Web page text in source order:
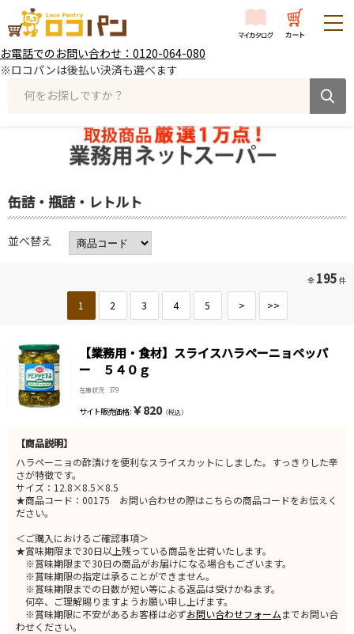
お電話でのお問い合わせ：0120-064-080
※ロコパンは後払い決済も選べます
何をお探しですか？
缶詰・瓶詰・レトルト
並べ替え
全 195 件
1 2 3 4 5 > >>
【業務用・食材】スライスハラペーニョペッパ
ー ５４０ｇ
在庫状況 : 379
サイト販売価格 : ￥820（税込）
【商品説明】
ハラペーニョの酢漬けを便利なスライスカットにしました。すっきりした辛
さが特徴です。
サイズ：12.8×8.5×8.5
★商品コード：00175 お問い合わせの際はこちらの商品コードをお伝えく
ださい。
＜ご購入におけるご確認事項＞
★賞味期限まで30日以上残っている商品を出荷いたします。
※賞味期限まで30日の商品がお届けになる場合もございます。
※賞味期限の指定は承ることができません。
※賞味期限までの日数が短い等による返品は受けかねます。
何卒、ご理解賜りますようお願い申し上げます。
※賞味期限に不安があるお客様は必ずお問い合わせフォームまでお問い合
わせください。